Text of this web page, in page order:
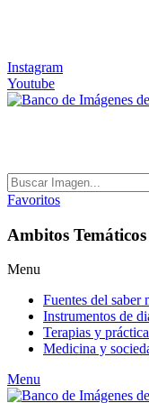
Instagram
Youtube
Favoritos
Ambitos Temáticos
Menu
Fuentes del saber
Instrumentos de
Terapias y
Medicina y
Menu